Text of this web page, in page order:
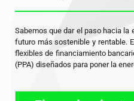
Sabemos que dar el paso hacia la
futuro más sostenible y rentable.
flexibles de financiamiento
(PPA) diseñados para poner la